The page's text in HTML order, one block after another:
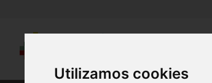
Utilizamos cookies